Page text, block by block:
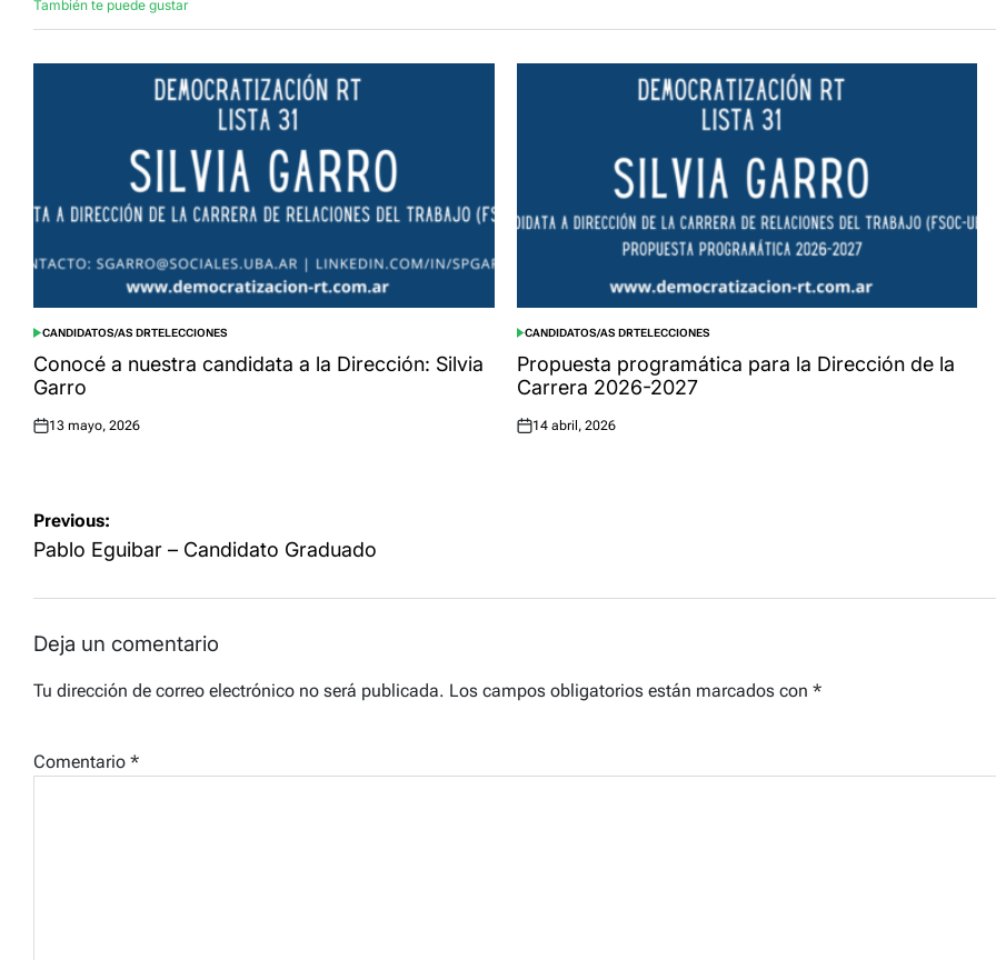
También te puede gustar
POSTED
IN
CANDIDATOS/AS DRTELECCIONES
Conocé a nuestra candidata a la Dirección: Silvia
Garro
Posted
13 mayo, 2026
POSTED
IN
CANDIDATOS/AS DRTELECCIONES
Propuesta programática para la Dirección de la
Carrera 2026-2027
Posted
14 abril, 2026
Navegación
de
Previous:
Pablo Eguibar – Candidato Graduado
Deja un comentario
Tu dirección de correo electrónico no será publicada. Los campos obligatorios están marcados con *
Comentario *